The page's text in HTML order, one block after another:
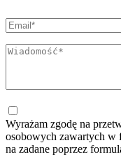
Wyrażam zgodę na
osobowych zawartych w
na zadane poprzez